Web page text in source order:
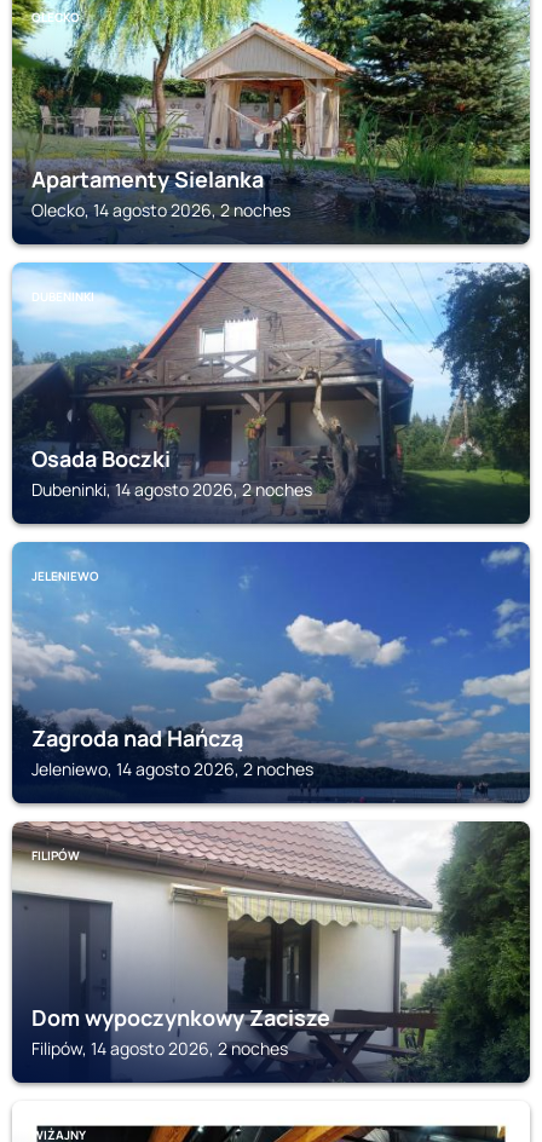
OLECKO
Apartamenty Sielanka
Olecko, 14 agosto 2026, 2 noches
DUBENINKI
Osada Boczki
Dubeninki, 14 agosto 2026, 2 noches
JELENIEWO
Zagroda nad Hańczą
Jeleniewo, 14 agosto 2026, 2 noches
FILIPÓW
Dom wypoczynkowy Zacisze
Filipów, 14 agosto 2026, 2 noches
WIŻAJNY